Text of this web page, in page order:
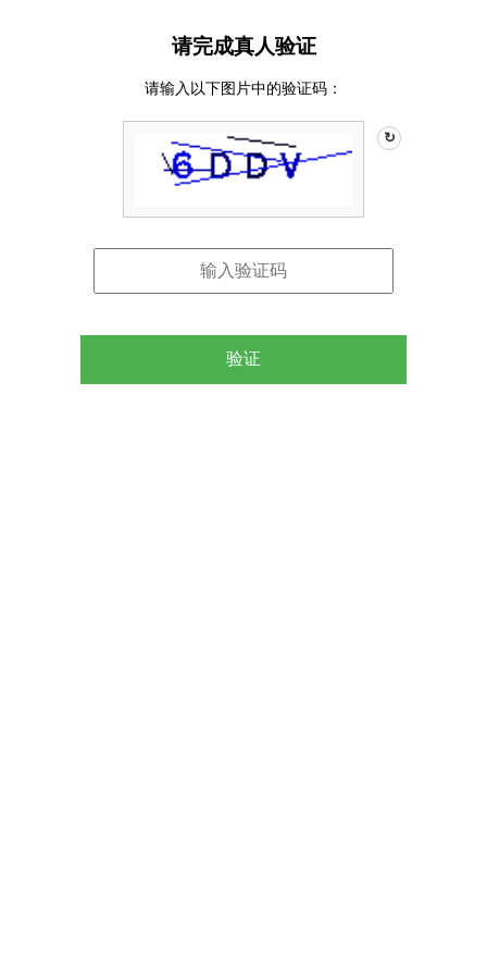
请完成真人验证
请输入以下图片中的验证码：
↻
验证